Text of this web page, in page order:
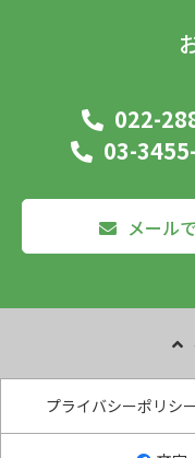
022-
03-
メール
プライバシーポリシ